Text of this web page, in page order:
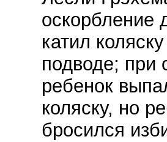
оскорбление
катил
подводе; при
ребенок
коляску, но
бросился